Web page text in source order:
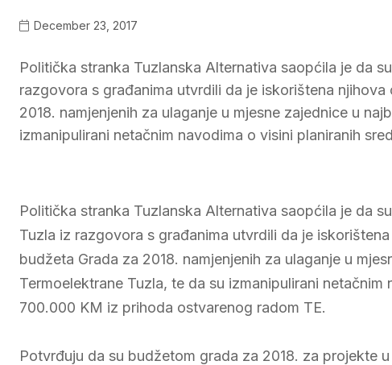
December 23, 2017
Politička stranka Tuzlanska Alternativa saopćila je da
razgovora s građanima utvrdili da je iskorištena
2018. namjenjenih za ulaganje u mjesne zajednice u
izmanipulirani netačnim navodima o visini planiranih
Politička stranka Tuzlanska Alternativa saopćila je da
Tuzla iz razgovora s građanima utvrdili da je
budžeta Grada za 2018. namjenjenih za ulaganje u
Termoelektrane Tuzla, te da su izmanipulirani
700.000 KM iz prihoda ostvarenog radom TE.
Potvrđuju da su budžetom grada za 2018. za projekte